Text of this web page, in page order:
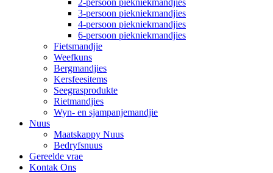
2-persoon piekniekmandjies
3-persoon piekniekmandjies
4-persoon piekniekmandjies
6-persoon piekniekmandjies
Fietsmandjie
Weefkuns
Bergmandjies
Kersfeesitems
Seegrasprodukte
Rietmandjies
Wyn- en sjampanjemandjie
Nuus
Maatskappy Nuus
Bedryfsnuus
Gereelde vrae
Kontak Ons